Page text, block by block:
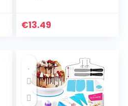
soepbord | Deens
€13.49